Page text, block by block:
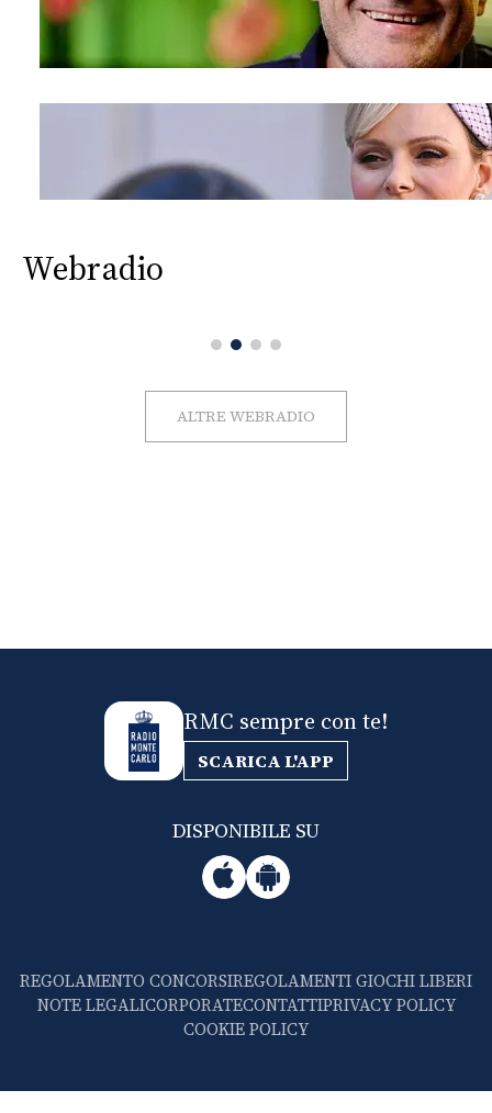
Webradio
ALTRE WEBRADIO
RMC sempre con te!
SCARICA L'APP
DISPONIBILE SU
REGOLAMENTO CONCORSIREGOLAMENTI GIOCHI LIBERI
NOTE LEGALICORPORATECONTATTIPRIVACY POLICY
COOKIE POLICY